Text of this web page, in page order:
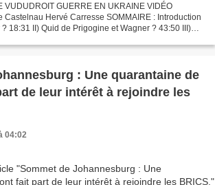
VUDUDROIT GUERRE EN UKRAINE VIDÉO
Castelnau Hervé Carresse SOMMAIRE : Introduction
18:31 II) Quid de Prigogine et Wagner ? 43:50 III)
: Une quarantaine de
de leur intérêt à rejoindre les
04:02